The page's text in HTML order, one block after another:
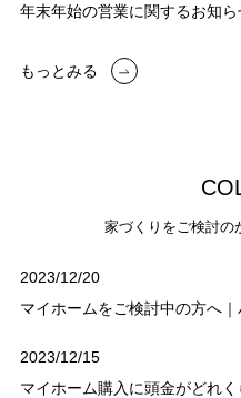
年末年始の営業に関するお知ら
もっとみる
CO
家づくりをご検討の
2023/12/20
マイホームをご検討中の方へ
2023/12/15
マイホーム購入に頭金がどれ